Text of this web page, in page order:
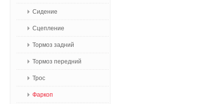
Сидение
Сцепление
Тормоз задний
Тормоз передний
Трос
Фаркоп